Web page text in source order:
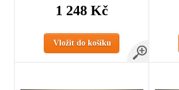
1 248 Kč
Vložit do košíku